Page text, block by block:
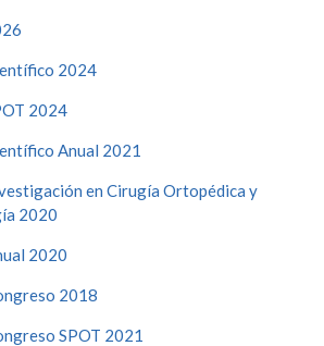
2024
2024
Anual 2021
en Cirugía Ortopédica y
2020
2020
2018
SPOT 2021